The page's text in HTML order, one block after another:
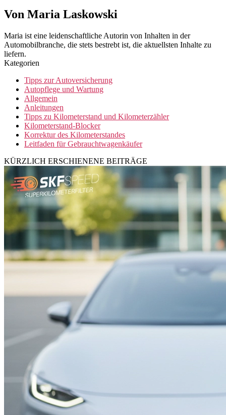
Von Maria Laskowski
Maria ist eine leidenschaftliche Autorin von Inhalten in der
Automobilbranche, die stets bestrebt ist, die aktuellsten Inhalte zu
liefern.
Kategorien
Tipps zur Autoversicherung
Autopflege und Wartung
Allgemein
Anleitungen
Tipps zu Kilometerstand und Kilometerzähler
Kilometerstand-Blocker
Korrektur des Kilometerstandes
Leitfaden für Gebrauchtwagenkäufer
KÜRZLICH ERSCHIENENE BEITRÄGE